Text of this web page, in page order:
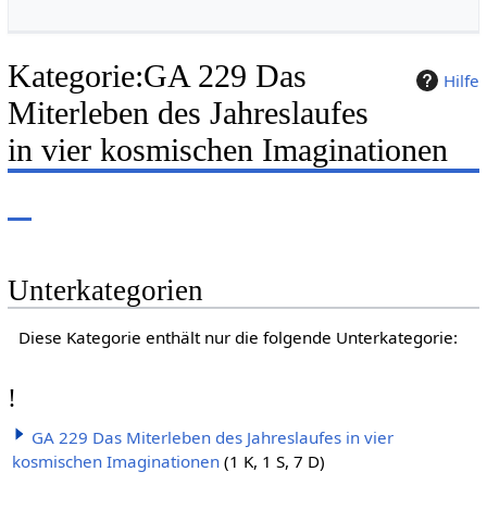
Hilfe
Kategorie:GA 229 Das
Miterleben des Jahreslaufes
in vier kosmischen Imaginationen
Unterkategorien
Diese Kategorie enthält nur die folgende Unterkategorie:
!
GA 229 Das Miterleben des Jahreslaufes in vier
kosmischen Imaginationen (1 K, 1 S, 7 D)